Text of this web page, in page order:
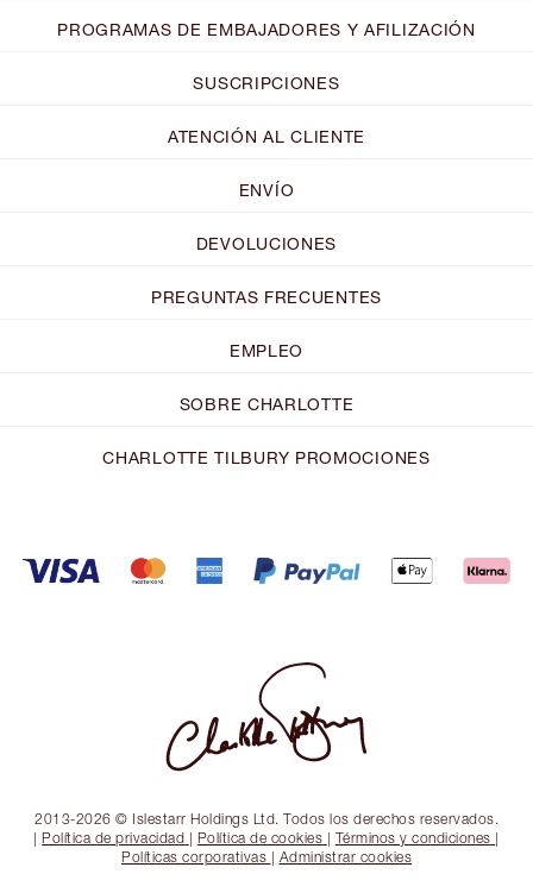
PROGRAMAS DE EMBAJADORES Y AFILIZACIÓN
SUSCRIPCIONES
ATENCIÓN AL CLIENTE
ENVÍO
DEVOLUCIONES
PREGUNTAS FRECUENTES
EMPLEO
SOBRE CHARLOTTE
CHARLOTTE TILBURY PROMOCIONES
2013-2026 © Islestarr Holdings Ltd. Todos los derechos reservados.
| Política de privacidad | Política de cookies | Términos y condiciones |
Políticas corporativas | Administrar cookies